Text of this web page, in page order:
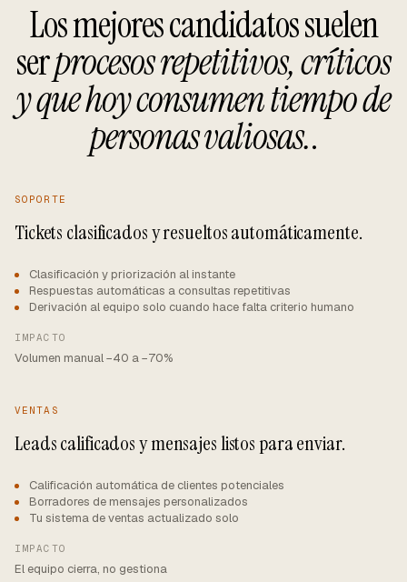
Los mejores candidatos suelen
serprocesos repetitivos, críticos
y que hoy consumen tiempo de
personas valiosas..
SOPORTE
Tickets clasificados y resueltos automáticamente.
Clasificación y priorización al instante
Respuestas automáticas a consultas repetitivas
Derivación al equipo solo cuando hace falta criterio humano
IMPACTO
Volumen manual −40 a −70%
VENTAS
Leads calificados y mensajes listos para enviar.
Calificación automática de clientes potenciales
Borradores de mensajes personalizados
Tu sistema de ventas actualizado solo
IMPACTO
El equipo cierra, no gestiona